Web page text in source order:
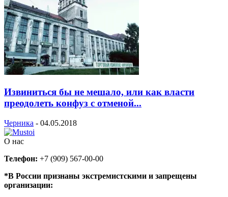
Извиниться бы не мешало, или как власти
преодолеть конфуз с отменой...
Черника - 04.05.2018
О нас
Телефон: +7 (909) 567-00-00
*В России признаны экстремистскими и запрещены
организации: